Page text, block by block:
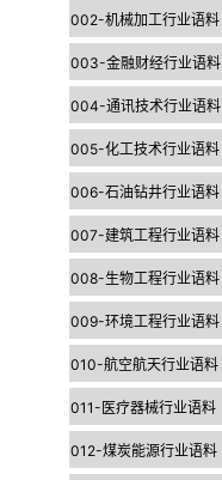
002-机械加工行业语料
003-金融财经行业语料
004-通讯技术行业语料
005-化工技术行业语料
006-石油钻井行业语料
007-建筑工程行业语料
008-生物工程行业语料
009-环境工程行业语料
010-航空航天行业语料
011-医疗器械行业语料
012-煤炭能源行业语料